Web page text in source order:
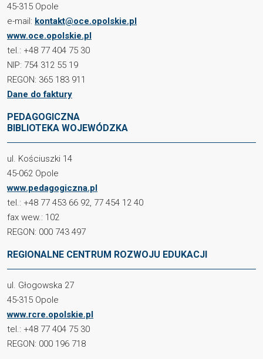
45-315 Opole
e-mail: kontakt@oce.opolskie.pl
www.oce.opolskie.pl
tel.: +48 77 404 75 30
NIP: 754 312 55 19
REGON: 365 183 911
Dane do faktury
PEDAGOGICZNA
BIBLIOTEKA WOJEWÓDZKA
ul. Kościuszki 14
45-062 Opole
www.pedagogiczna.pl
tel.: +48 77 453 66 92, 77 454 12 40
fax wew.: 102
REGON: 000 743 497
REGIONALNE CENTRUM ROZWOJU EDUKACJI
ul. Głogowska 27
45-315 Opole
www.rcre.opolskie.pl
tel.: +48 77 404 75 30
REGON: 000 196 718